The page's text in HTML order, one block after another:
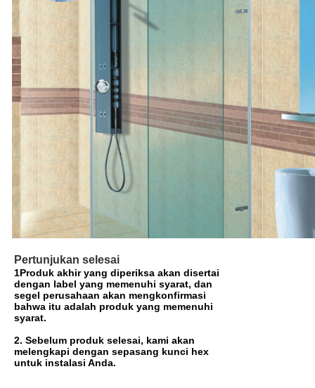
Pertunjukan selesai
1Produk akhir yang diperiksa akan disertai
dengan label yang memenuhi syarat, dan
segel perusahaan akan mengkonfirmasi
bahwa itu adalah produk yang memenuhi
syarat.
2. Sebelum produk selesai, kami akan
melengkapi dengan sepasang kunci hex
untuk instalasi Anda.